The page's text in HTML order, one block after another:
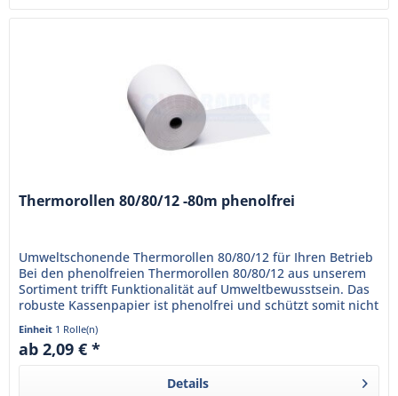
Thermorollen 80/80/12 -80m phenolfrei
Umweltschonende Thermorollen 80/80/12 für Ihren Betrieb
Bei den phenolfreien Thermorollen 80/80/12 aus unserem
Sortiment trifft Funktionalität auf Umweltbewusstsein. Das
robuste Kassenpapier ist phenolfrei und schützt somit nicht
nur...
Einheit 1 Rolle(n)
ab 2,09 € *
Details